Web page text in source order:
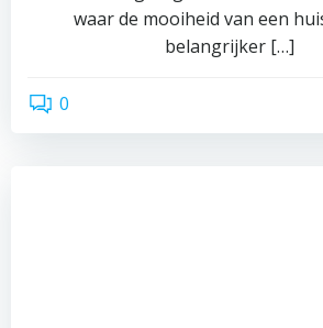
waar de mooiheid van een
belangrijker […]
0